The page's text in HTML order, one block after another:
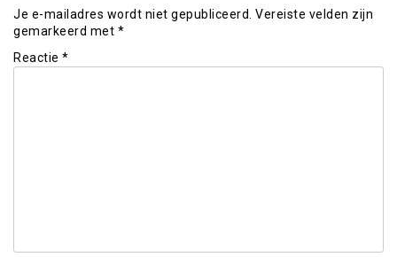
Je e-mailadres wordt niet gepubliceerd. Vereiste velden zijn
gemarkeerd met *
Reactie *